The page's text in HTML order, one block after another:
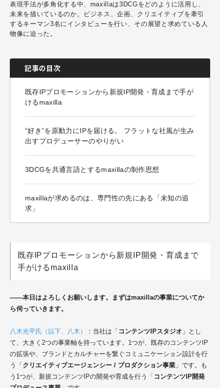
表現手法が多角化する中、maxillaは3DCGをどのように活用し、
未来を描いているのか。ビジネス、企画、クリエイティブを牽引
するキーマン3名にインタビューを行い、その展望と求めている人
物像に迫った。
記事の目次
既存IPプロモーションから新規IP開発・育成まで手が
けるmaxilla
“好き”を原動力にIPを届ける。 フラットな社風が生み
出すプロデューサーのやりがい
3DCGを共通言語とするmaxillaの制作思想
maxillaが求めるのは、専門性の先にある「未知の追
求」
既存IPプロモーションから新規IP開発・育成まで
手がけるmaxilla
――本日はよろしくお願いします。まずはmaxillaの事業についてか
ら伺っていきます。
八木光平氏（以下、八木） ：当社は「 コンテンツIPスタジオ 」とし
て、大きく2つの事業軸を持っています。1つが、既存のコンテンツIP
の拡張や、ブランドとカルチャーを繋ぐコミュニケーション設計を行
う「 クリエイティブエージェンシー / プロダクション事業 」です。も
う1つが、新規コンテンツIPの開発や育成を行う「 コンテンツIP開発